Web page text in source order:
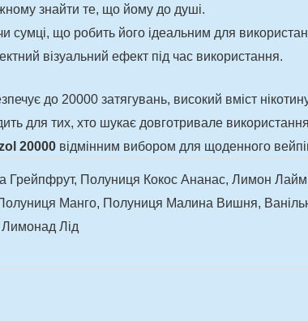
знайти те, що йому до душі.
сумці, що робить його ідеальним для
візуальний ефект під час використання.
до 20000 затягувань, високий вміст
для тих, хто шукає довготривале
20000 відмінним вибором для щоденного
Полуниця Кокос Ананас, Лимон
Манго, Полуниця Малина Вишня,
Лід